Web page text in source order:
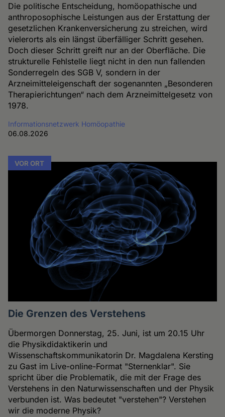
Die politische Entscheidung, homöopathische und
anthroposophische Leistungen aus der Erstattung der
gesetzlichen Krankenversicherung zu streichen, wird
vielerorts als ein längst überfälliger Schritt gesehen.
Doch dieser Schritt greift nur an der Oberfläche. Die
strukturelle Fehlstelle liegt nicht in den nun fallenden
Sonderregeln des SGB V, sondern in der
Arzneimitteleigenschaft der sogenannten „Besonderen
Therapierichtungen“ nach dem Arzneimittelgesetz von
1978.
Informationsnetzwerk Homöopathie
06.08.2026
VOR ORT
Die Grenzen des Verstehens
Übermorgen Donnerstag, 25. Juni, ist um 20.15 Uhr
die Physikdidaktikerin und
Wissenschaftskommunikatorin Dr. Magdalena Kersting
zu Gast im Live-online-Format "Sternenklar". Sie
spricht über die Problematik, die mit der Frage des
Verstehens in den Naturwissenschaften und der Physik
verbunden ist. Was bedeutet "verstehen"? Verstehen
wir die moderne Physik?